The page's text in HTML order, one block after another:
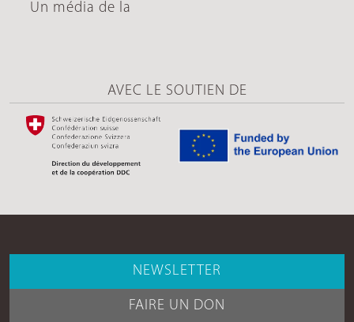
Un média de la
AVEC LE SOUTIEN DE
NEWSLETTER
FAIRE UN DON